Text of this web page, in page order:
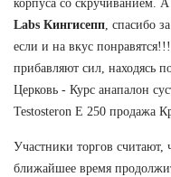
корпуса со скручиванием.
Labs Кингисепп , спасибо
если и на вкус
прибавляют сил, находясь
Церковь - Курс анапалон
Testosteron E 250 продажа
Участники торгов считают,
ближайшее время